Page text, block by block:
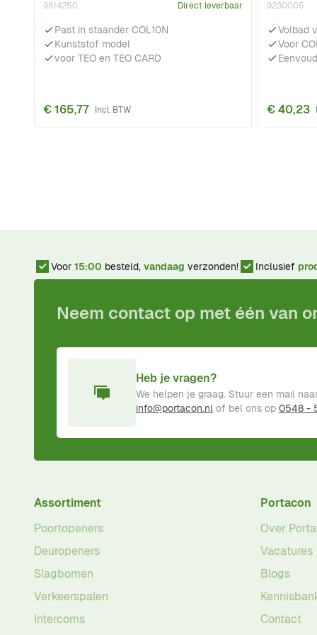
9614250 Direct leverbaar
Past in staander COL10N
Kunststof model
voor TEO en TEO CARD
€ 165,77
9230005
Volbad
Voor
€ 40,23
Voor 15:00 besteld, vandaag verzonden! Inclusief
Neem contact op met één van
Heb je vragen?
We helpen je graag. Stuur een mail
info@portacon.nl of bel ons op 0548 -
Assortiment
Poortopeners
Deuropeners
Slagbomen
Verkeerspalen
Intercoms
Portacon
Over
Vacatures
Blogs
Contact